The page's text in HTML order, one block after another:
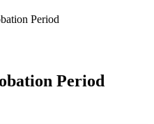
Period
Period